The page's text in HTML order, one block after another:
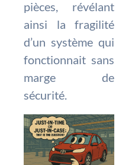
pièces, révélant
ainsi la fragilité
d’un système qui
fonctionnait sans
marge de
sécurité.